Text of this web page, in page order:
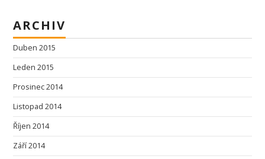
ARCHIV
Duben 2015
Leden 2015
Prosinec 2014
Listopad 2014
Říjen 2014
Září 2014